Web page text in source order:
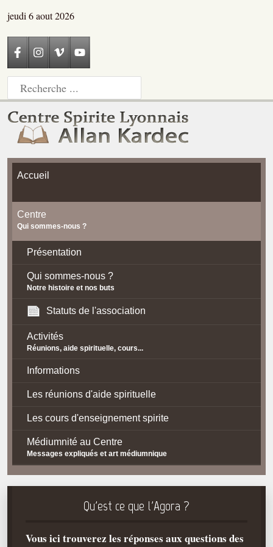
jeudi 6 aout 2026
Accueil
Centre
Qui sommes-nous ?
Présentation
Qui sommes-nous ?
Notre histoire et nos buts
Statuts de l'association
Activités
Réunions, aide spirituelle, cours...
Informations
Les réunions d'aide spirituelle
Les cours d'enseignement spirite
Médiumnité au Centre
Messages expliqués et art médiumnique
Contact / Accès
Plan d'accès
La doctrine Spirite
Qu'est ce que l'Agora ?
Vous ici trouverez les réponses aux questions des